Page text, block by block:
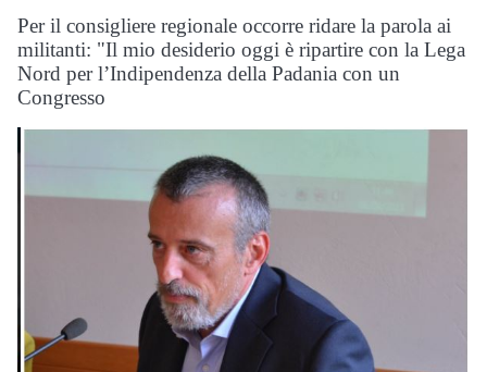
Per il consigliere regionale occorre ridare la parola ai
militanti: "Il mio desiderio oggi è ripartire con la Lega
Nord per l’Indipendenza della Padania con un
Congresso